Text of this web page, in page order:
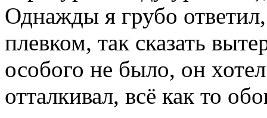
Однажды я грубо
плевком, так сказать
особого не было, он
отталкивал, всё как то